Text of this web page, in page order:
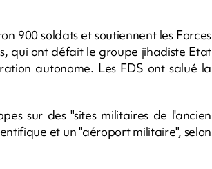
900 soldats et soutiennent les Forces
qui ont défait le groupe jihadiste Etat
autonome. Les FDS ont salué la
sur des "sites militaires de l'ancien
et un "aéroport militaire", selon